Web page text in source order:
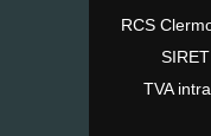
RCS
TVA